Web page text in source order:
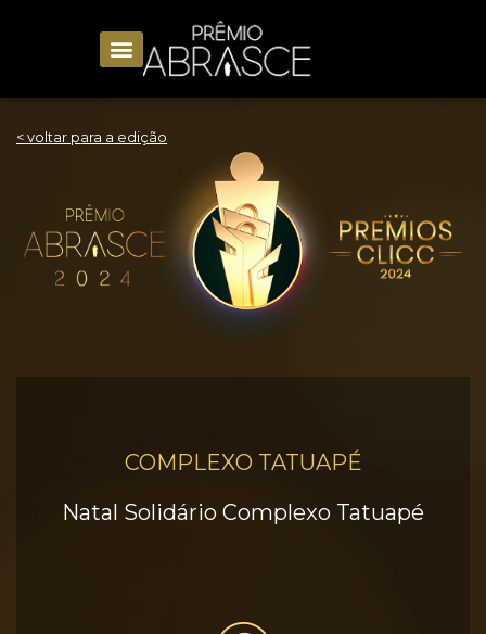
< voltar para a edição
COMPLEXO TATUAPÉ
Natal Solidário Complexo Tatuapé